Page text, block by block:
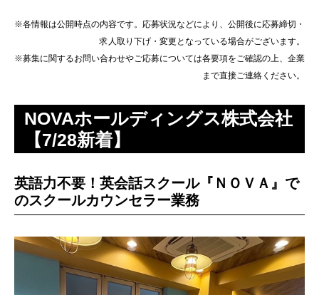
※各情報は公開時点の内容です。応募状況などにより、公開後に応募締切・
求人取り下げ・変更となっている場合がございます。
※募集に関するお問い合わせやご応募については各要項をご確認の上、企業
まで直接ご連絡ください。
NOVAホールディングス株式会社
【7/28新着】
英語力不要！英会話スクール『ＮＯＶＡ』で
のスクールカウンセラー業務